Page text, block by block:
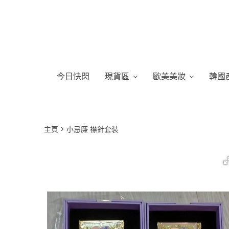
今日快閃 現貨區 歐美美妝 韓國
主頁 小忌廉 襟針套裝